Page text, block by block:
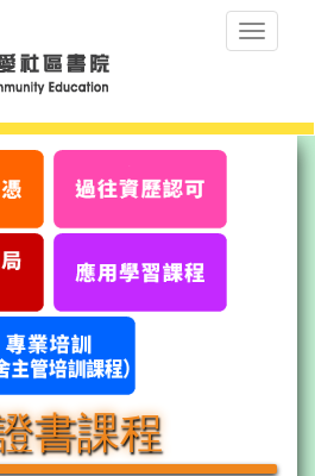
Toggle
書課程